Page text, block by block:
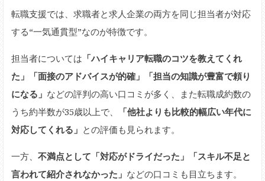
転職支援では、求職者と求人企業の両方を同じ担当者が対応
する“一気通貫型”なのが特徴です。
担当者については 「ハイキャリア転職のコツを教えてくれ
た」「面接のアドバイスが的確」「担当の知識が豊富で頼り
になる」 などの評判の高い口コミが多く、また転職成約数の
うち約半数が35歳以上で、
「他社よりも比較的幅広い年代に
対応してくれる」 との評価も見られます。
一方、 不満点として「対応がドライだった」「スキル不足と
言われて紹介されなかった」 などの口コミも目立ちます。